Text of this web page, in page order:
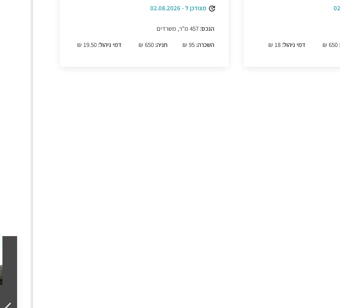
650 ₪ דמי ניהול: 18 ₪
מצודכן ל - 02.08.2026
הנכס: 457 מ"ר, משרדים
השכרה: 95 ₪ חניה: 650 ₪ דמי ניהול: